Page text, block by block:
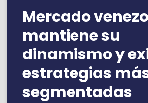
Mercado
mantiene su
dinamismo y
estrategias
segmentadas